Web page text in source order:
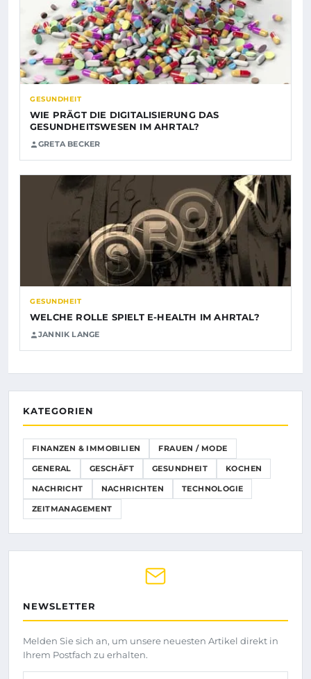
GESUNDHEIT
WIE PRÄGT DIE DIGITALISIERUNG DAS
GESUNDHEITSWESEN IM AHRTAL?
GRETA BECKER
GESUNDHEIT
WELCHE ROLLE SPIELT E-HEALTH IM AHRTAL?
JANNIK LANGE
KATEGORIEN
FINANZEN & IMMOBILIEN FRAUEN / MODE
GENERAL GESCHÄFT GESUNDHEIT KOCHEN
NACHRICHT NACHRICHTEN TECHNOLOGIE
ZEITMANAGEMENT
NEWSLETTER
Melden Sie sich an, um unsere neuesten Artikel direkt in
Ihrem Postfach zu erhalten.